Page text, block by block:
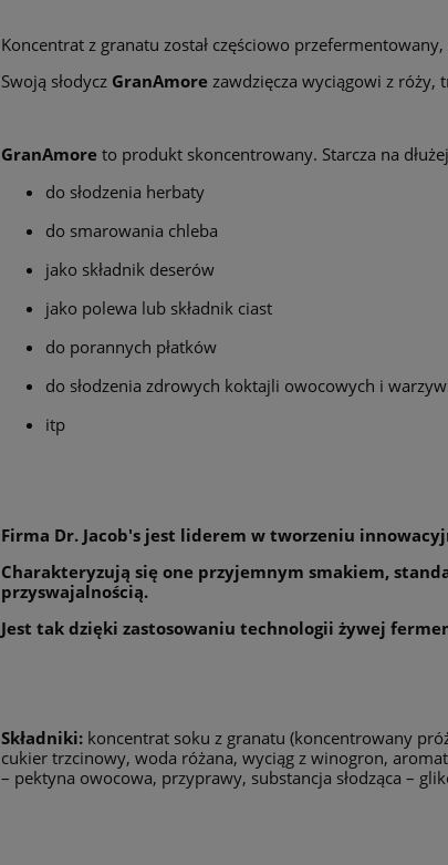
Koncentrat z granatu został częściowo
Swoją słodycz GranAmore zawdzięcza wyciągowi z
GranAmore to produkt skoncentrowany. Starcza na
do słodzenia herbaty
do smarowania chleba
jako składnik deserów
jako polewa lub składnik ciast
do porannych płatków
do słodzenia zdrowych koktajli owocowych i
itp
Firma Dr. Jacob's jest liderem w tworzeniu
Charakteryzują się one przyjemnym smakiem,
przyswajalnością.
Jest tak dzięki zastosowaniu technologii żywej
Składniki: koncentrat soku z granatu (koncentrowany
cukier trzcinowy, woda różana, wyciąg z winogron,
– pektyna owocowa, przyprawy, substancja słodząca –